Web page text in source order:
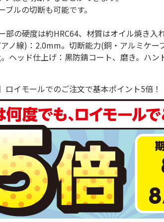
ルの切断も可能です。
の硬度は約HRC64、材質はオイル焼き入
ノ線)：2.0mm。切断能力(銅・アルミケー
ッド仕上げ：黒防錆コート、磨き。ハン
イモールでのご注文で基本ポイント5倍！